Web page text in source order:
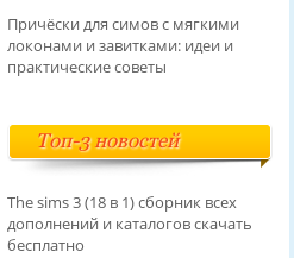
Причёски для симов с мягкими
локонами и завитками: идеи и
практические советы
Топ-3 новостей
The sims 3 (18 в 1) сборник всех
дополнений и каталогов скачать
бесплатно